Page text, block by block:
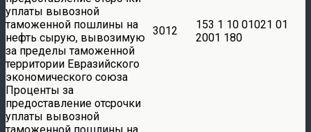
уплаты вывозной
таможенной пошлины на
нефть сырую, вывозимую
за пределы таможенной
территории Евразийского
экономического союза
3012
153 1 10 01021 01
2001 180
Проценты за
предоставление отсрочки
уплаты вывозной